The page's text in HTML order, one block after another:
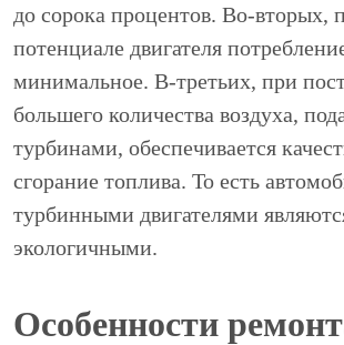
до сорока процентов. Во-вторых,
потенциале двигателя
минимальное. В-третьих, при
большего количества воздуха,
турбинами, обеспечивается
сгорание топлива. То есть
турбинными двигателями
экологичными.
Особенности